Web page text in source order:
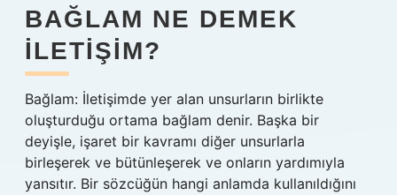
BAĞLAM NE DEMEK
ILETIŞIM?
Bağlam: İletişimde yer alan unsurların birlikte
oluşturduğu ortama bağlam denir. Başka bir
deyişle, işaret bir kavramı diğer unsurlarla
birleşerek ve bütünleşerek ve onların yardımıyla
yansıtır. Bir sözcüğün hangi anlamda kullanıldığını